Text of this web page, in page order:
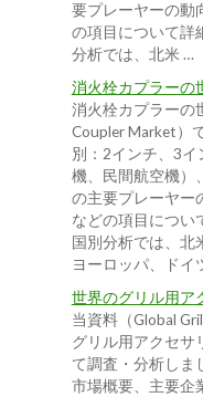
要プレーヤーの動
の項目について詳
分析では、北米 …
消火栓カプラーの
消火栓カプラーの
Coupler Market）
別：2インチ、3
機、民間航空機）
の主要プレーヤー
などの項目につい
国別分析では、北
ヨーロッパ、ドイ
世界のグリル用ア
当資料（Global
グリル用アクセサ
て調査・分析しま
市場概要、主要企